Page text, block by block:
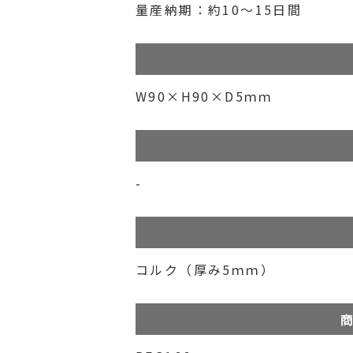
量産納期：約10～15日間
W90×H90×D5ｍｍ
-
コルク（厚み5ｍｍ）